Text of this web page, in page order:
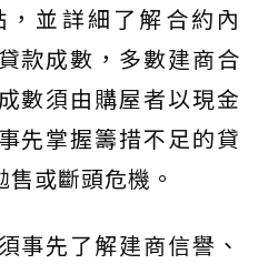
並詳細了解合約內
款成數，多數建商合
數須由購屋者以現金
先掌握籌措不足的貸
或斷頭危機。
事先了解建商信譽、